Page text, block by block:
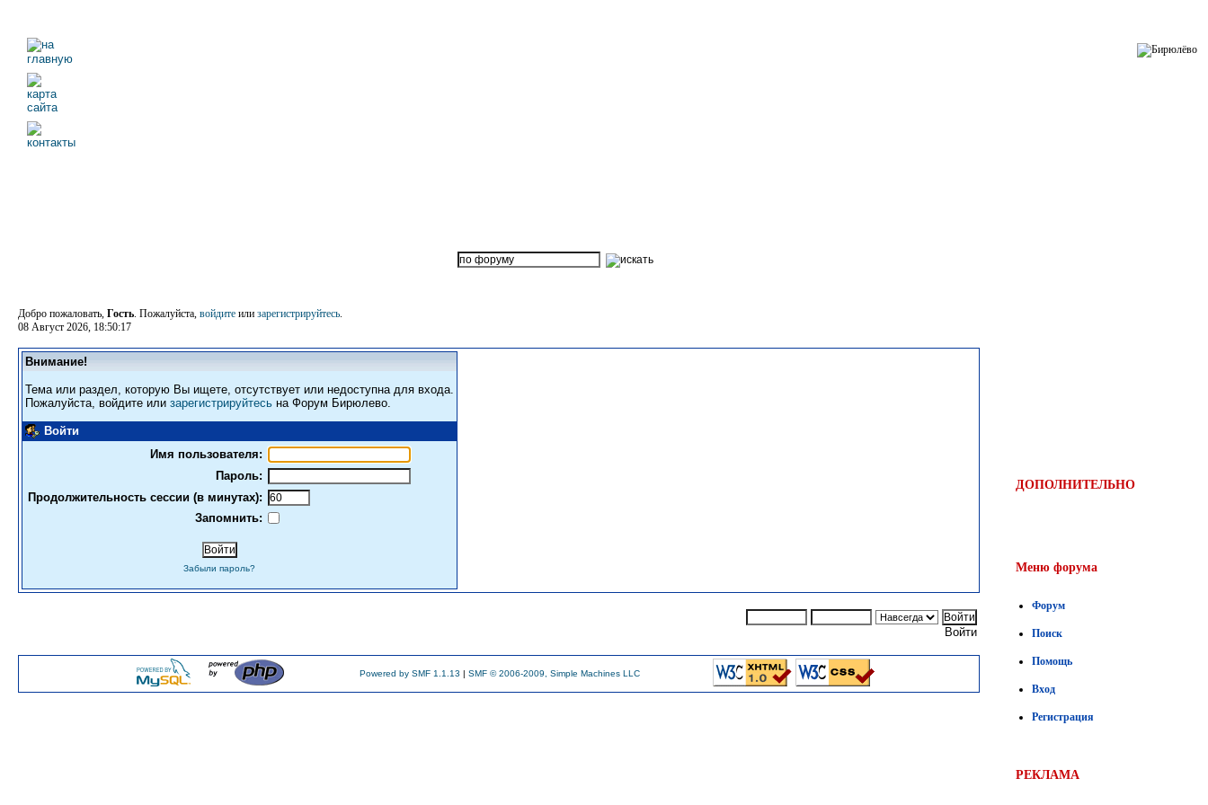
Добро пожаловать, Гость. Пожалуйста, войдите или зарегистрируйтесь.
08 Август 2026, 18:50:17
Внимание!
Тема или раздел, которую Вы ищете, отсутствует или недоступна для входа.
Пожалуйста, войдите или зарегистрируйтесь на Форум Бирюлево.
Войти
Имя пользователя:
Пароль:
Продолжительность сессии (в минутах):
Запомнить:
Забыли пароль?
Войти
Powered by SMF 1.1.13 | SMF © 2006-2009, Simple Machines LLC
ДОПОЛНИТЕЛЬНО
Меню форума
Форум
Поиск
Помощь
Вход
Регистрация
РЕКЛАМА